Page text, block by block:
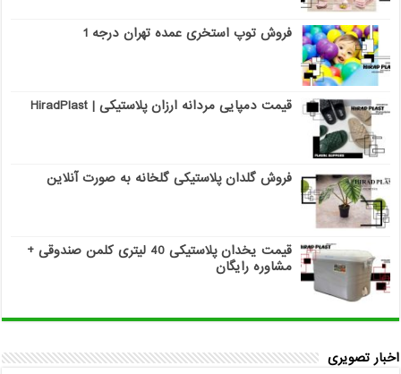
فروش توپ استخری عمده تهران درجه 1
قیمت دمپایی مردانه ارزان پلاستیکی | HiradPlast
فروش گلدان پلاستیکی گلخانه به صورت آنلاین
قیمت یخدان پلاستیکی 40 لیتری کلمن صندوقی +
مشاوره رایگان
اخبار تصویری